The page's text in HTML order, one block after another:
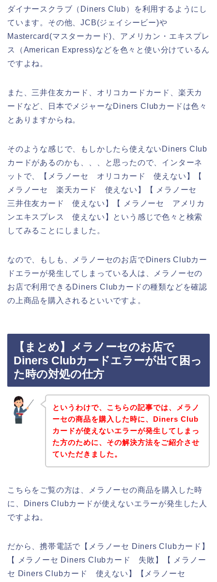
ダイナースクラブ（Diners Club）を利用するようにし
ています。その他、JCB(ジェイシービー)や
Mastercard(マスターカード)、アメリカン・エキスプレ
ス（American Express)などを色々と使い分けているん
ですよね。
また、三井住友カード、オリコカードカード、楽天カ
ードなど、日本でメジャーなDiners Clubカードは色々
とありますからね。
そのような感じで、もしかしたら使えないDiners Club
カードがあるのかも、、、と思ったので、インターネ
ットで、【メラノーセ オリコカード 使えない】【
メラノーセ 楽天カード 使えない】【 メラノーセ
三井住友カード 使えない】【 メラノーセ アメリカ
ンエキスプレス 使えない】という感じで色々と検索
してみることにしました。
なので、もしも、メラノーセのお店でDiners Clubカー
ドエラーが発生してしまっている人は、メラノーセの
お店で利用できるDiners Clubカードの種類などを確認
の上商品を購入されるといいですよ。
【まとめ】メラノーセのお店で
Diners Clubカードエラーが出て困っ
た時の対処の仕方
というわけで、こちらの記事では、メラノ
ーセの商品を購入した時に、Diners Club
カードが使えないエラーが発生してしまっ
た方のために、その解決方法をご紹介させ
ていただきました。
こちらをご覧の方は、メラノーセの商品を購入した時
に、Diners Clubカードが使えないエラーが発生した人
ですよね。
だから、携帯電話で【メラノーセ Diners Clubカード】
【 メラノーセ Diners Clubカード 失敗】【 メラノー
セ Diners Clubカード 使えない】【メラノーセ